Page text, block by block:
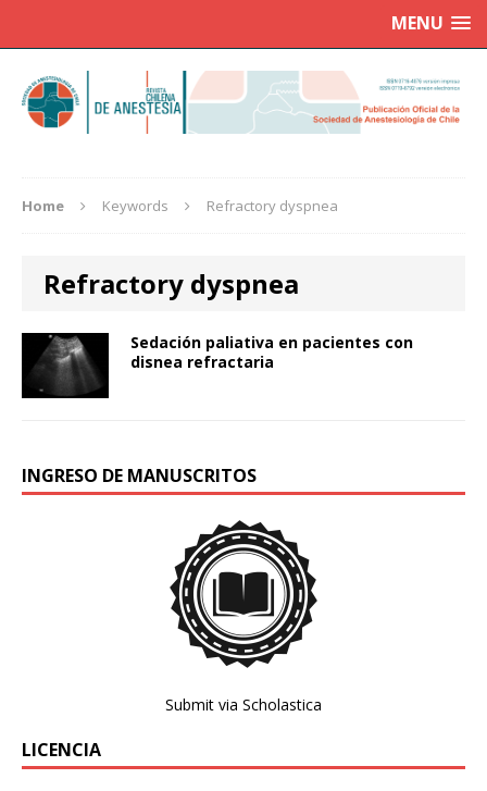
MENU
Home Keywords Refractory dyspnea
Refractory dyspnea
Sedación paliativa en pacientes con
disnea refractaria
INGRESO DE MANUSCRITOS
Submit via Scholastica
LICENCIA